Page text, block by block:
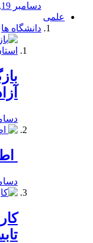
دسامبر 19, 2019
علمی
دانشگاه ها
دسامبر
دسامبر